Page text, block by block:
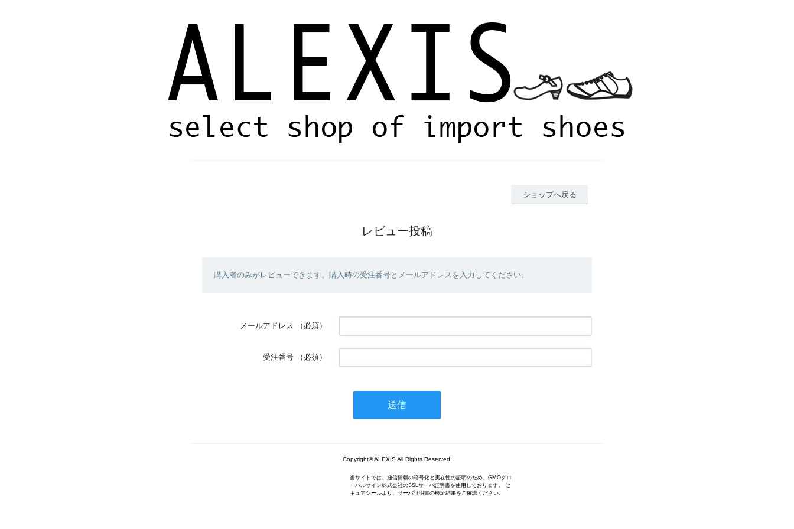
ショップへ戻る
レビュー投稿
購入者のみがレビューできます。購入時の受注番号とメールアドレスを入力してください。
メールアドレス （必須）
受注番号 （必須）
Copyright© ALEXIS All Rights Reserved.
当サイトでは、通信情報の暗号化と実在性の証明のため、GMOグロ
ーバルサイン株式会社のSSLサーバ証明書を使用しております。 セ
キュアシールより、サーバ証明書の検証結果をご確認ください。